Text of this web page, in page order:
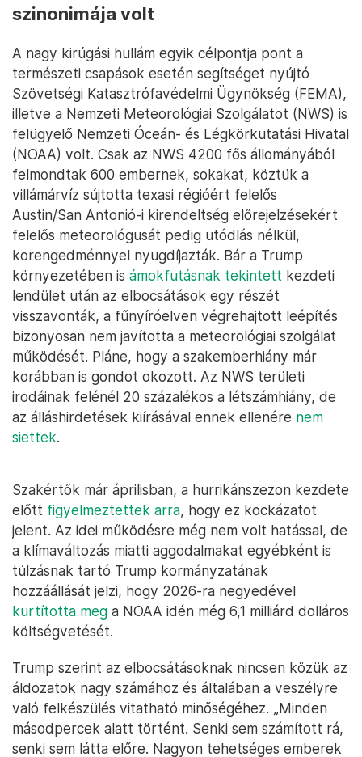
szinonimája volt
A nagy kirúgási hullám egyik célpontja pont a
természeti csapások esetén segítséget nyújtó
Szövetségi Katasztrófavédelmi Ügynökség (FEMA),
illetve a Nemzeti Meteorológiai Szolgálatot (NWS) is
felügyelő Nemzeti Óceán- és Légkörkutatási Hivatal
(NOAA) volt. Csak az NWS 4200 fős állományából
felmondtak 600 embernek, sokakat, köztük a
villámárvíz sújtotta texasi régióért felelős
Austin/San Antonió-i kirendeltség előrejelzésekért
felelős meteorológusát pedig utódlás nélkül,
korengedménnyel nyugdíjazták. Bár a Trump
környezetében is ámokfutásnak tekintett kezdeti
lendület után az elbocsátások egy részét
visszavonták, a fűnyíróelven végrehajtott leépítés
bizonyosan nem javította a meteorológiai szolgálat
működését. Pláne, hogy a szakemberhiány már
korábban is gondot okozott. Az NWS területi
irodáinak felénél 20 százalékos a létszámhiány, de
az álláshirdetések kiírásával ennek ellenére nem
siettek.
Szakértők már áprilisban, a hurrikánszezon kezdete
előtt figyelmeztettek arra, hogy ez kockázatot
jelent. Az idei működésre még nem volt hatással, de
a klímaváltozás miatti aggodalmakat egyébként is
túlzásnak tartó Trump kormányzatának
hozzáállását jelzi, hogy 2026-ra negyedével
kurtította meg a NOAA idén még 6,1 milliárd dolláros
költségvetését.
Trump szerint az elbocsátásoknak nincsen közük az
áldozatok nagy számához és általában a veszélyre
való felkészülés vitatható minőségéhez. „Minden
másodpercek alatt történt. Senki sem számított rá,
senki sem látta előre. Nagyon tehetséges emberek